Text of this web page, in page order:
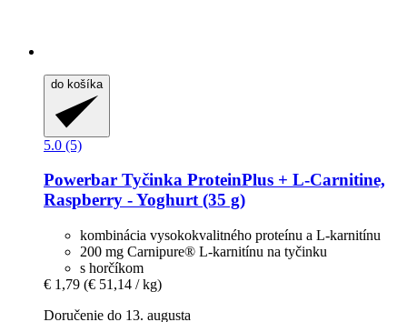
do košíka
5.0 (5)
Powerbar Tyčinka ProteinPlus + L-​Carnitine,
Raspberry -​ Yoghurt (35 g)
kombinácia vysokokvalitného proteínu a L-karnitínu
200 mg Carnipure® L-karnitínu na tyčinku
s horčíkom
€ 1,79 (€ 51,14 / kg)
Doručenie do 13. augusta